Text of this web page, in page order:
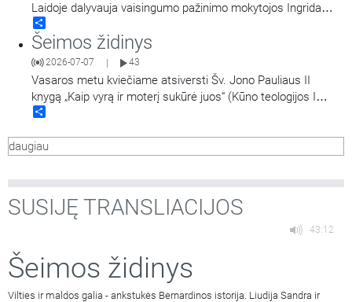
Laidoje dalyvauja vaisingumo pažinimo mokytojos Ingrida
Vuosaitytė, Elena Kuosaitė-Čypienė, Jūra Jūronienė. Laidą
veda Jurgita Salinienė.
Šeimos židinys
2026-07-07 43
Vasaros metu kviečiame atsiversti Šv. Jono Pauliaus II
knygą „Kaip vyrą ir moterį sukūrė juos“ (Kūno teologijos I
dalį). Karolis Wojtyła-popiežius Jonas Paulius II „Kūno
remdamasis tuo, kaip ją galima įžvelgti Biblijoje. Tai visiškai
daugiau
SUSIJĘ TRANSLIACIJOS
43:12
Šeimos židinys
Vilties ir maldos galia - ankstukės Bernardinos istorija. Liudija Sandra ir